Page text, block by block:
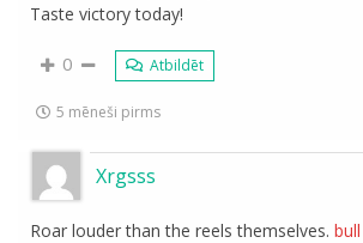
Taste victory today!
0 Atbildēt
5 mēneši pirms
Xrgsss
Roar louder than the reels themselves.